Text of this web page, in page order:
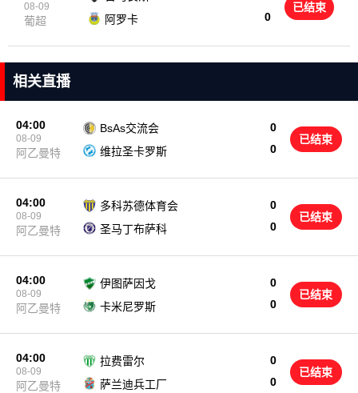
08-09
葡超
0
阿罗卡
已结束
相关直播
04:00
08-09
阿乙曼特
BsAs交流会
0
0
维拉圣卡罗斯
已结束
04:00
08-09
阿乙曼特
多科苏德体育会
0
0
圣马丁布萨科
已结束
04:00
08-09
阿乙曼特
伊图萨因戈
0
0
卡米尼罗斯
已结束
04:00
08-09
阿乙曼特
拉费雷尔
0
0
萨兰迪兵工厂
已结束